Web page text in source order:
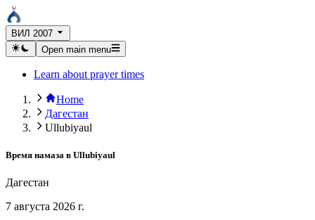
ВИЛ 2007
Open main menu
Learn about prayer times
Home
Дагестан
Ullubiyaul
Время намаза в Ullubiyaul
Дагестан
7 августа 2026 г.